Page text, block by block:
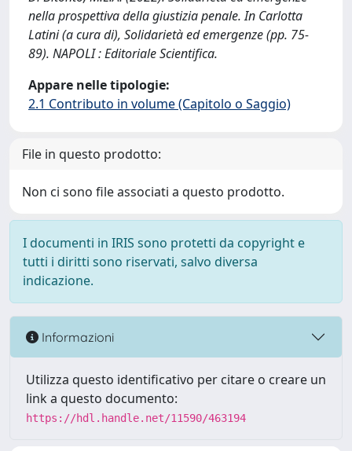
nella prospettiva della giustizia penale. In Carlotta
Latini (a cura di), Solidarietà ed emergenze (pp. 75-
89). NAPOLI : Editoriale Scientifica.
Appare nelle tipologie:
2.1 Contributo in volume (Capitolo o Saggio)
File in questo prodotto:
Non ci sono file associati a questo prodotto.
I documenti in IRIS sono protetti da copyright e
tutti i diritti sono riservati, salvo diversa
indicazione.
Informazioni
Utilizza questo identificativo per citare o creare un
link a questo documento:
https://hdl.handle.net/11590/463194